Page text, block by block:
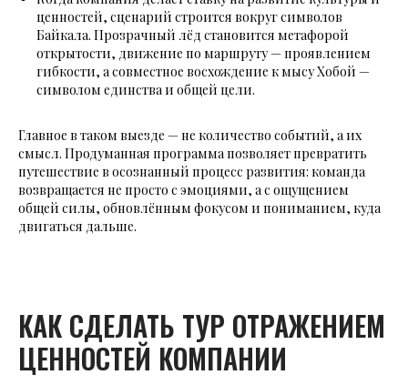
ценностей, сценарий строится вокруг символов
Байкала. Прозрачный лёд становится метафорой
открытости, движение по маршруту — проявлением
гибкости, а совместное восхождение к мысу Хобой —
символом единства и общей цели.
Главное в таком выезде — не количество событий, а их
смысл. Продуманная программа позволяет превратить
путешествие в осознанный процесс развития: команда
возвращается не просто с эмоциями, а с ощущением
общей силы, обновлённым фокусом и пониманием, куда
двигаться дальше.
КАК СДЕЛАТЬ ТУР ОТРАЖЕНИЕМ
ЦЕННОСТЕЙ КОМПАНИИ